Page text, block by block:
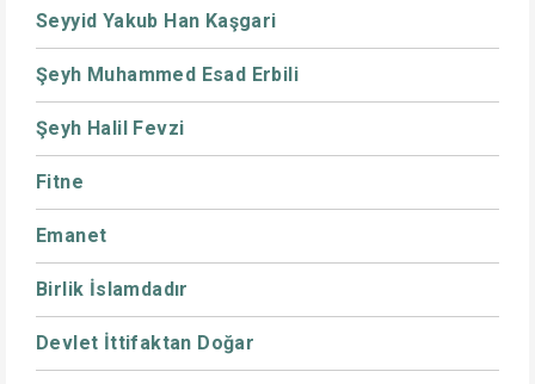
Seyyid Yakub Han Kaşgari
Şeyh Muhammed Esad Erbili
Şeyh Halil Fevzi
Fitne
Emanet
Birlik İslamdadır
Devlet İttifaktan Doğar